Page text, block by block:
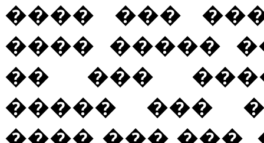
���� ���
���� �����
�� ���
����� ���
���� ��� ���,